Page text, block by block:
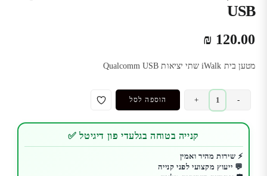
USB
₪ 120.00
מטען בית iWalk שתי יציאות Qualcomm USB
-
כמות
של
מטען
iWalk
שתי
+ הוספה לסל
קנייה בטוחה בגלעדי פון דיגיטל ✅
⚡ שירות מהיר ואמין
💬 ייעוץ מקצועי לפני קנייה